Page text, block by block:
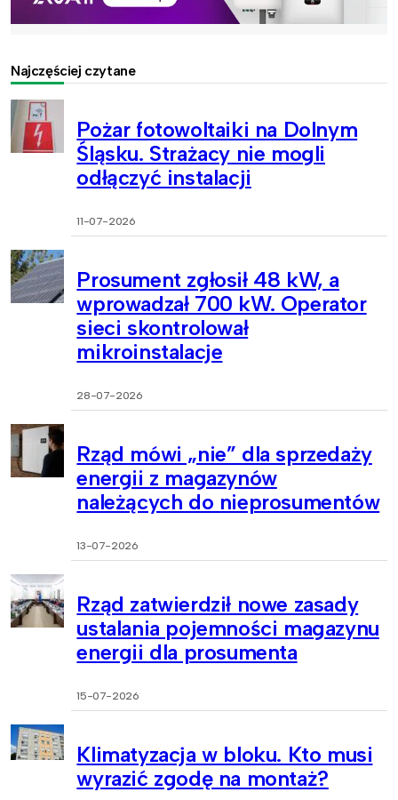
Najczęściej czytane
Pożar fotowoltaiki na Dolnym
Śląsku. Strażacy nie mogli
odłączyć instalacji
11-07-2026
Prosument zgłosił 48 kW, a
wprowadzał 700 kW. Operator
sieci skontrolował
mikroinstalacje
28-07-2026
Rząd mówi „nie” dla sprzedaży
energii z magazynów
należących do nieprosumentów
13-07-2026
Rząd zatwierdził nowe zasady
ustalania pojemności magazynu
energii dla prosumenta
15-07-2026
Klimatyzacja w bloku. Kto musi
wyrazić zgodę na montaż?